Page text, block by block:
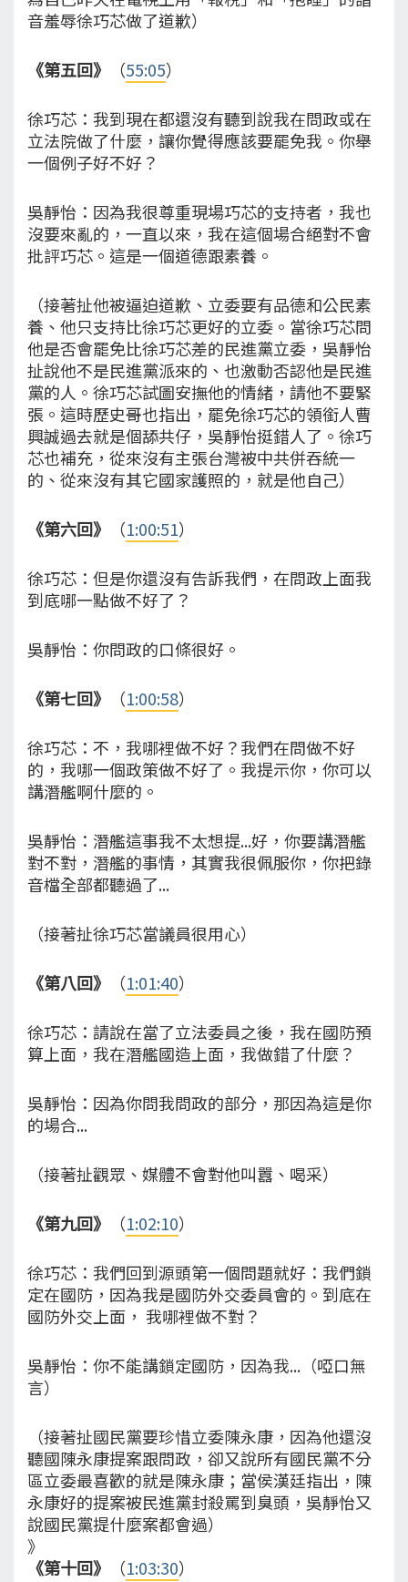
音羞辱徐巧芯做了道歉）
《第五回》 （55:05）
徐巧芯：我到現在都還沒有聽到說我在問政或在
立法院做了什麼，讓你覺得應該要罷免我。你舉
一個例子好不好？
吳靜怡：因為我很尊重現場巧芯的支持者，我也
沒要來亂的，一直以來，我在這個場合絕對不會
批評巧芯。這是一個道德跟素養。
（接著扯他被逼迫道歉、立委要有品德和公民素
養、他只支持比徐巧芯更好的立委。當徐巧芯問
他是否會罷免比徐巧芯差的民進黨立委，吳靜怡
扯說他不是民進黨派來的、也激動否認他是民進
黨的人。徐巧芯試圖安撫他的情緒，請他不要緊
張。這時歷史哥也指出，罷免徐巧芯的領銜人曹
興誠過去就是個舔共仔，吳靜怡挺錯人了。徐巧
芯也補充，從來沒有主張台灣被中共併吞統一
的、從來沒有其它國家護照的，就是他自己）
《第六回》 （1:00:51）
徐巧芯：但是你還沒有告訴我們，在問政上面我
到底哪一點做不好了？
吳靜怡：你問政的口條很好。
《第七回》 （1:00:58）
徐巧芯：不，我哪裡做不好？我們在問做不好
的，我哪一個政策做不好了。我提示你，你可以
講潛艦啊什麼的。
吳靜怡：潛艦這事我不太想提...好，你要講潛艦
對不對，潛艦的事情，其實我很佩服你，你把錄
音檔全部都聽過了...
（接著扯徐巧芯當議員很用心）
《第八回》 （1:01:40）
徐巧芯：請說在當了立法委員之後，我在國防預
算上面，我在潛艦國造上面，我做錯了什麼？
吳靜怡：因為你問我問政的部分，那因為這是你
的場合...
（接著扯觀眾、媒體不會對他叫囂、喝采）
《第九回》 （1:02:10）
徐巧芯：我們回到源頭第一個問題就好：我們鎖
定在國防，因為我是國防外交委員會的。到底在
國防外交上面， 我哪裡做不對？
吳靜怡：你不能講鎖定國防，因為我...（啞口無
言）
（接著扯國民黨要珍惜立委陳永康，因為他還沒
聽國陳永康提案跟問政，卻又說所有國民黨不分
區立委最喜歡的就是陳永康；當侯漢廷指出，陳
永康好的提案被民進黨封殺罵到臭頭，吳靜怡又
說國民黨提什麼案都會過）
》
《第十回》
（1:03:30）